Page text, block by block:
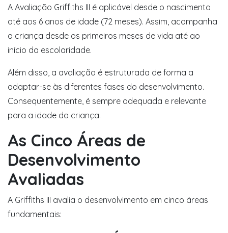
A Avaliação Griffiths III é aplicável desde o nascimento
até aos 6 anos de idade (72 meses). Assim, acompanha
a criança desde os primeiros meses de vida até ao
início da escolaridade.
Além disso, a avaliação é estruturada de forma a
adaptar-se às diferentes fases do desenvolvimento.
Consequentemente, é sempre adequada e relevante
para a idade da criança.
As Cinco Áreas de
Desenvolvimento
Avaliadas
A Griffiths III avalia o desenvolvimento em cinco áreas
fundamentais: